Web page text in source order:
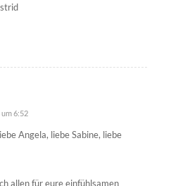
6:52
Angela, liebe Sabine, liebe
allen für eure einfühlsamen